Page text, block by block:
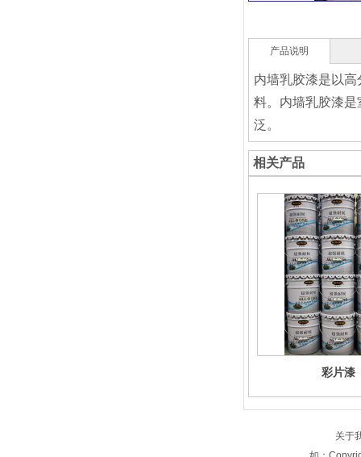
产品说明
内墙乳胶漆是以
料。内墙乳胶漆
泛。
相关产品
彩片漆
关于